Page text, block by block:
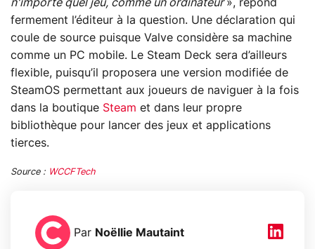
n'importe quel jeu, comme un ordinateur», répond
fermement l’éditeur à la question. Une déclaration qui
coule de source puisque Valve considère sa machine
comme un PC mobile. Le Steam Deck sera d’ailleurs
flexible, puisqu’il proposera une version modifiée de
SteamOS permettant aux joueurs de naviguer à la fois
dans la boutique Steam et dans leur propre
bibliothèque pour lancer des jeux et applications
tierces.
Source : WCCFTech
Par Noëllie Mautaint